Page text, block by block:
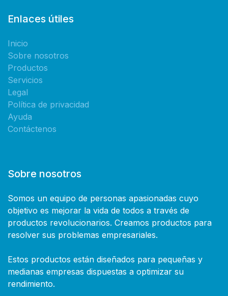
Enlaces útiles
Inicio
Sobre nosotros
Productos
Servicios
Legal
Política de privacidad
Ayuda
Contáctenos
Sobre nosotros
Somos un equipo de personas apasionadas cuyo
objetivo es mejorar la vida de todos a través de
productos revolucionarios. Creamos productos para
resolver sus problemas empresariales.
Estos productos están diseñados para pequeñas y
medianas empresas dispuestas a optimizar su
rendimiento.